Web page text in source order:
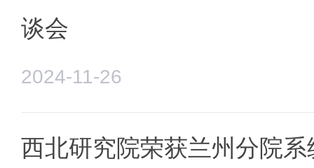
谈会
2024-11-26
西北研究院荣获兰州分院